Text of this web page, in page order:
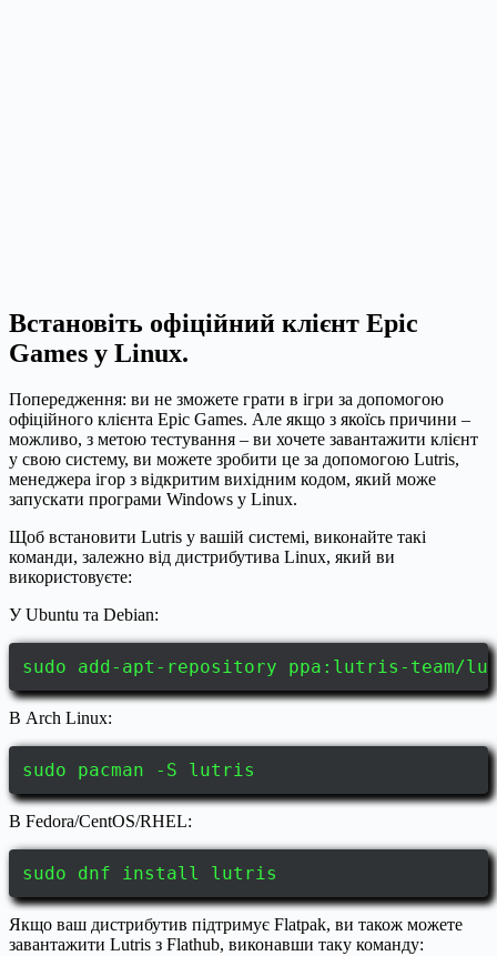
Встановіть офіційний клієнт Epic
Games у Linux.
Попередження: ви не зможете грати в ігри за допомогою
офіційного клієнта Epic Games. Але якщо з якоїсь причини –
можливо, з метою тестування – ви хочете завантажити клієнт
у свою систему, ви можете зробити це за допомогою Lutris,
менеджера ігор з відкритим вихідним кодом, який може
запускати програми Windows у Linux.
Щоб встановити Lutris у вашій системі, виконайте такі
команди, залежно від дистрибутива Linux, який ви
використовуєте:
У Ubuntu та Debian:
sudo add-apt-repository ppa:lutris-
В Arch Linux:
sudo pacman -S lutris
В Fedora/CentOS/RHEL:
sudo dnf install lutris
Якщо ваш дистрибутив підтримує Flatpak, ви також можете
завантажити Lutris з Flathub, виконавши таку команду: